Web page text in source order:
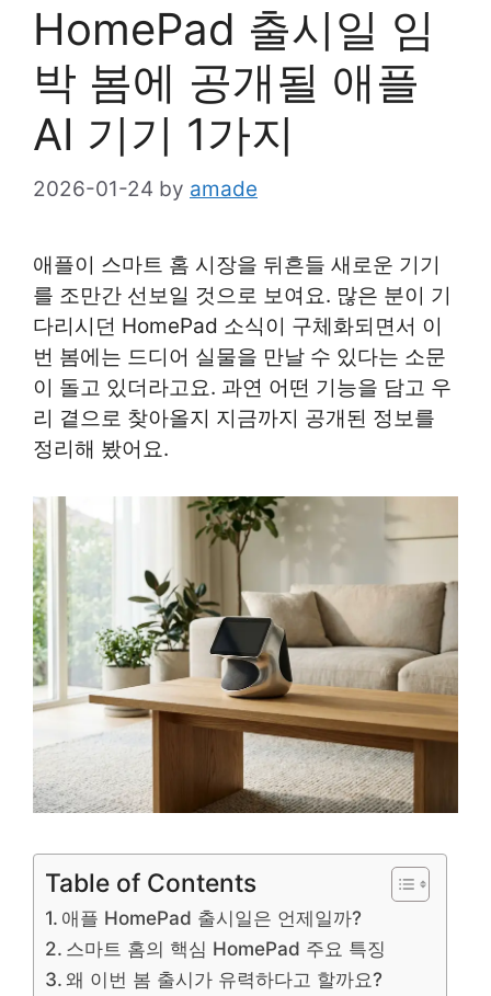
HomePad 출시일 임
박 봄에 공개될 애플
AI 기기 1가지
2026-01-24 by amade
애플이 스마트 홈 시장을 뒤흔들 새로운 기기
를 조만간 선보일 것으로 보여요. 많은 분이 기
다리시던 HomePad 소식이 구체화되면서 이
번 봄에는 드디어 실물을 만날 수 있다는 소문
이 돌고 있더라고요. 과연 어떤 기능을 담고 우
리 곁으로 찾아올지 지금까지 공개된 정보를
정리해 봤어요.
Table of Contents
애플 HomePad 출시일은 언제일까?
스마트 홈의 핵심 HomePad 주요 특징
왜 이번 봄 출시가 유력하다고 할까요?